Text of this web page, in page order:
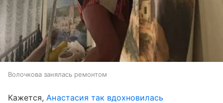
Волочкова занялась ремонтом
Кажется,Анастасия так вдохновилась